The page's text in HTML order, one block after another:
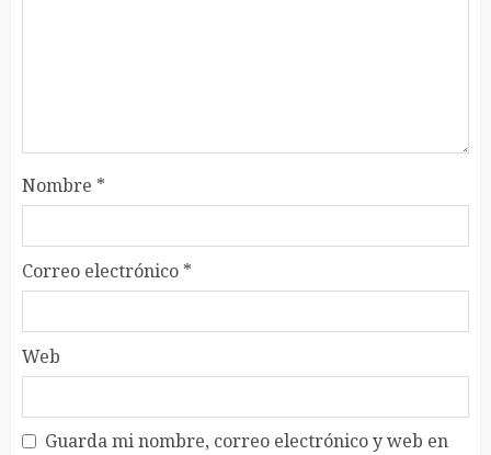
Nombre *
Correo electrónico *
Web
Guarda mi nombre, correo electrónico y web en